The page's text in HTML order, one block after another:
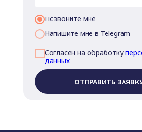
Позвоните мне
Напишите мне в Telegram
Согласен на обработку
данных
ОТПРАВИТЬ